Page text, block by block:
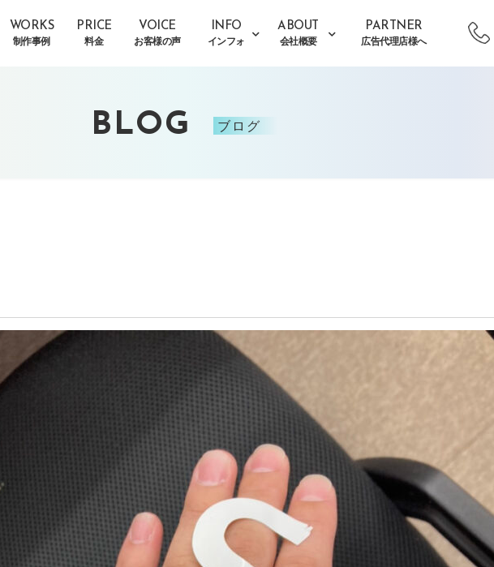
WORKS
制作事例
PRICE
料金
VOICE
お客様の声
INFO
インフォ
ABOUT
会社概要
PARTNER
広告代理店様へ
BLOG ブログ